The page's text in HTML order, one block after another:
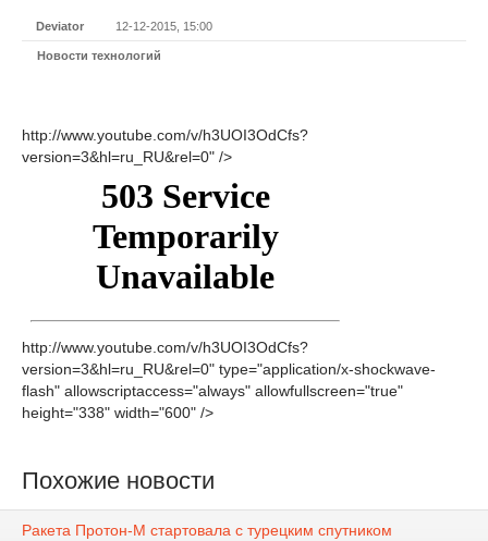
Deviator 12-12-2015, 15:00
Новости технологий
http://www.youtube.com/v/h3UOI3OdCfs?
version=3&hl=ru_RU&rel=0" />
http://www.youtube.com/v/h3UOI3OdCfs?
version=3&hl=ru_RU&rel=0" type="application/x-shockwave-
flash" allowscriptaccess="always" allowfullscreen="true"
height="338" width="600" />
Похожие новости
Ракета Протон-М стартовала с турецким спутником